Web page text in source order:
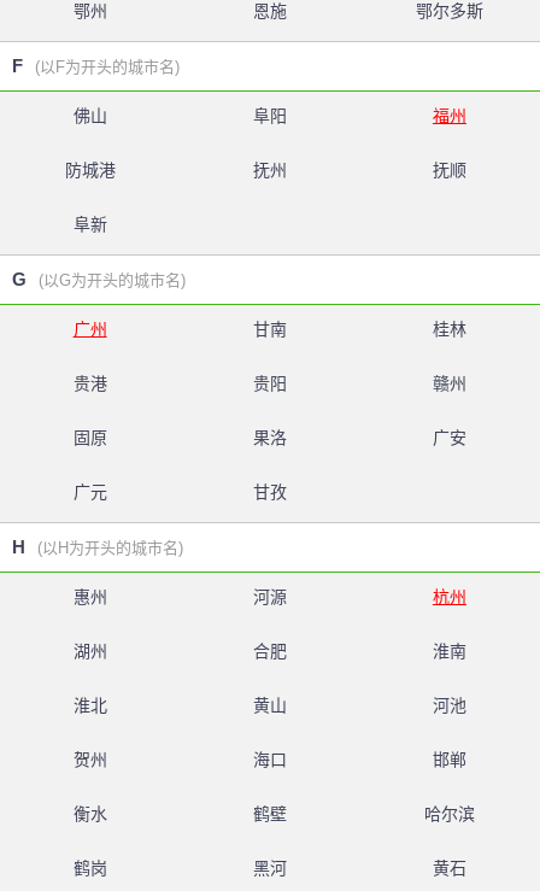
鄂州 恩施 鄂尔多斯
F (以F为开头的城市名)
佛山 阜阳 福州
防城港 抚州 抚顺
阜新
G (以G为开头的城市名)
广州 甘南 桂林
贵港 贵阳 赣州
固原 果洛 广安
广元 甘孜
H (以H为开头的城市名)
惠州 河源 杭州
湖州 合肥 淮南
淮北 黄山 河池
贺州 海口 邯郸
衡水 鹤壁 哈尔滨
鹤岗 黑河 黄石